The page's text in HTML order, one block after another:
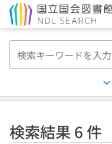
検索結果 6 件